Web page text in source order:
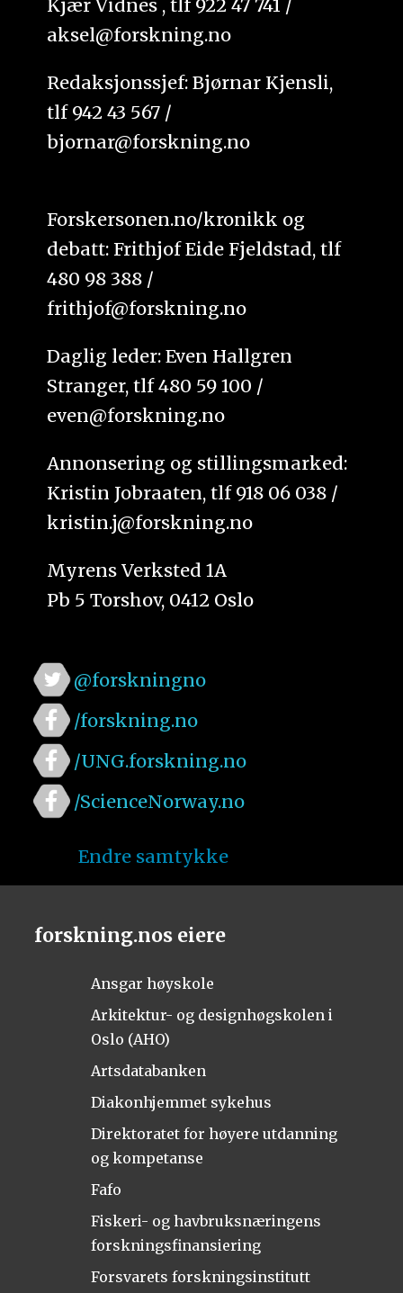
Kjær Vidnes , tlf 922 47 741 /
aksel@forskning.no
Redaksjonssjef: Bjørnar Kjensli,
tlf 942 43 567 /
bjornar@forskning.no
Forskersonen.no/kronikk og
debatt: Frithjof Eide Fjeldstad, tlf
480 98 388 /
frithjof@forskning.no
Daglig leder: Even Hallgren
Stranger, tlf 480 59 100 /
even@forskning.no
Annonsering og stillingsmarked:
Kristin Jobraaten, tlf 918 06 038 /
kristin.j@forskning.no
Myrens Verksted 1A
Pb 5 Torshov, 0412 Oslo
@forskningno
/forskning.no
/UNG.forskning.no
/ScienceNorway.no
Endre samtykke
forskning.nos eiere
Ansgar høyskole
Arkitektur- og designhøgskolen i
Oslo (AHO)
Artsdatabanken
Diakonhjemmet sykehus
Direktoratet for høyere utdanning
og kompetanse
Fafo
Fiskeri- og havbruksnæringens
forskningsfinansiering
Forsvarets forskningsinstitutt